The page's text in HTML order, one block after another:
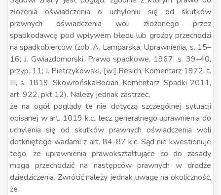
złożenia oświadczenia o uchyleniu się od skutków
prawnych oświadczenia woli złożonego przez
spadkodawcę pod wpływem błędu lub groźby przechodzi
na spadkobierców (zob. A. Lamparska, Uprawnienia, s. 15–
16; J. Gwiazdomorski, Prawo spadkowe, 1967, s. 39–40,
przyp. 11; J. Pietrzykowski, [w:] Resich, Komentarz 1972, t.
III, s. 1819; SkowrońskaBocian, Komentarz. Spadki 2011,
art. 922, pkt 12). Należy jednak zastrzec,
że na ogół poglądy te nie dotyczą szczególnej sytuacji
opisanej w art. 1019 k.c., lecz generalnego uprawnienia do
uchylenia się od skutków prawnych oświadczenia woli
dotkniętego wadami z art. 84-87 k.c. Sąd nie kwestionuje
tego, że uprawnienia prawokształtujące co do zasady
mogą przechodzić na następców prawnych w drodze
dziedziczenia. Zwrócić należy jednak uwagę na okoliczność,
że